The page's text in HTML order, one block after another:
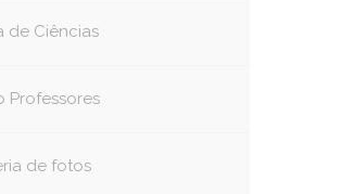
de Ciências
Professores
de fotos